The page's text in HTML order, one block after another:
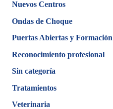
Nuevos Centros
Ondas de Choque
Puertas Abiertas y Formación
Reconocimiento profesional
Sin categoría
Tratamientos
Veterinaria